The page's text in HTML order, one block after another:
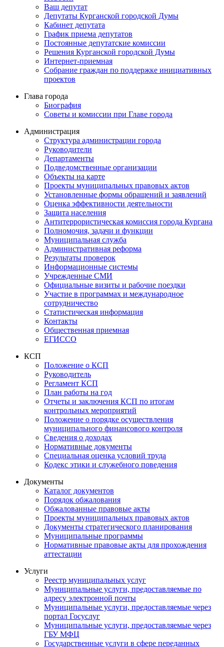
Ваш депутат
Депутаты Курганской городской Думы
Кабинет депутата
График приема депутатов
Постоянные депутатские комиссии
Решения Курганской городской Думы
Интернет-приемная
Собрание граждан по поддержке инициативных
проектов
Глава города
Биография
Советы и комиссии при Главе города
Администрация
Структура администрации города
Руководители
Департаменты
Подведомственные организации
Объекты на карте
Проекты муниципальных правовых актов
Установленные формы обращений и заявлений
Оценка эффективности деятельности
Защита населения
Антитеррористическая комиссия города Кургана
Полномочия, задачи и функции
Муниципальная служба
Административная реформа
Результаты проверок
Информационные системы
Учрежденные СМИ
Официальные визиты и рабочие поездки
Участие в программах и международное
сотрудничество
Статистическая информация
Контакты
Общественная приемная
ЕГИССО
КСП
Положение о КСП
Руководитель
Регламент КСП
План работы на год
Отчеты и заключения КСП по итогам
контрольных мероприятий
Положение о порядке осуществления
муниципального финансового контроля
Сведения о доходах
Нормативные документы
Специальная оценка условий труда
Кодекс этики и служебного поведения
Документы
Каталог документов
Порядок обжалования
Обжалованные правовые акты
Проекты муниципальных правовых актов
Документы стратегического планирования
Муниципальные программы
Нормативные правовые акты для прохождения
аттестации
Услуги
Реестр муниципальных услуг
Муниципальные услуги, предоставляемые по
адресу электронной почты
Муниципальные услуги, предоставляемые через
портал Госуслуг
Муниципальные услуги, предоставляемые через
ГБУ МФЦ
Государственные услуги в сфере переданных